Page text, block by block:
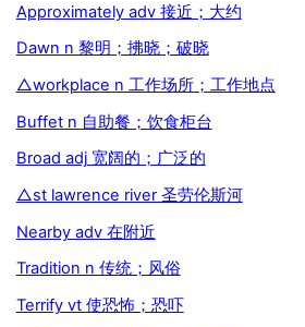
Approximately adv 接近；大约
Dawn n 黎明；拂晓；破晓
△workplace n 工作场所；工作地点
Buffet n 自助餐；饮食柜台
Broad adj 宽阔的；广泛的
△st lawrence river 圣劳伦斯河
Nearby adv 在附近
Tradition n 传统；风俗
Terrify vt 使恐怖；恐吓